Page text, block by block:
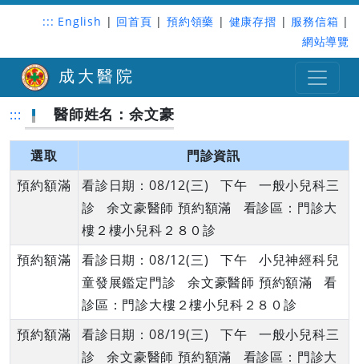
::: English | 回首頁 | 預約領藥 | 健康存摺 | 服務信箱 |
網站導覽
成大醫院
::: 醫師姓名：余文豪
選取
門診資訊
預約額滿
看診日期：08/12(三) 下午 一般小兒科三
診 余文豪醫師 預約額滿 看診區：門診大
樓２樓小兒科２８０診
預約額滿
看診日期：08/12(三) 下午 小兒神經科兒
童發展鑑定門診 余文豪醫師 預約額滿 看
診區：門診大樓２樓小兒科２８０診
預約額滿
看診日期：08/19(三) 下午 一般小兒科三
診 余文豪醫師 預約額滿 看診區：門診大